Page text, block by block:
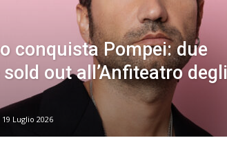
conquista Pompei: due
out all’Anfiteatro degli
19 Luglio 2026